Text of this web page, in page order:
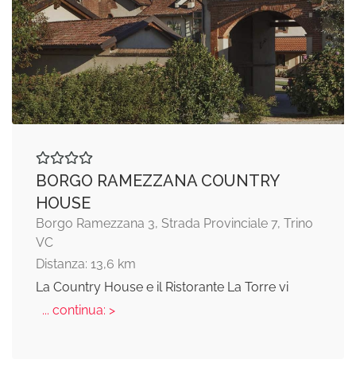
BORGO RAMEZZANA COUNTRY
HOUSE
Borgo Ramezzana 3, Strada Provinciale 7, Trino
VC
Distanza: 13,6 km
La Country House e il Ristorante La Torre vi
... continua: >